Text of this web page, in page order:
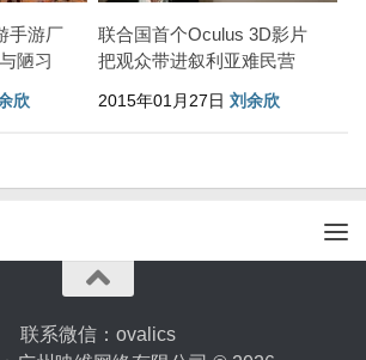
手游厂
陋习
欣
联合国首个Oculus 3D影片
把观众带进叙利亚难民营
2015年01月27日 刘余欣
联系微信：ovalics